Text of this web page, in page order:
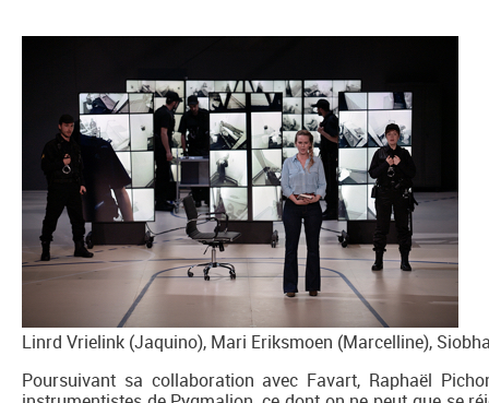
Linrd Vrielink (Jaquino), Mari Eriksmoen (Marcelline),
Poursuivant sa collaboration avec Favart, Raphaël